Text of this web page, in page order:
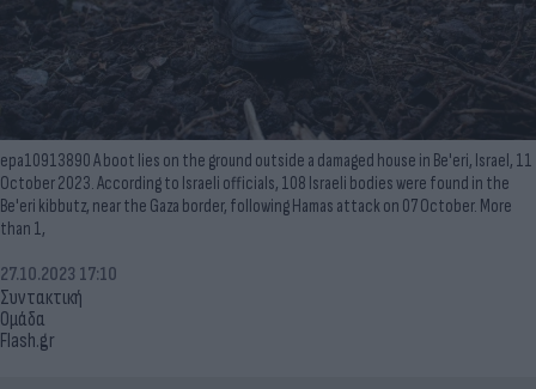
epa10913890 A boot lies on the ground outside a damaged house in Be'eri, Israel, 11
October 2023. According to Israeli officials, 108 Israeli bodies were found in the
Be'eri kibbutz, near the Gaza border, following Hamas attack on 07 October. More
than 1,
Συντακτική
Ομάδα
Flash.gr
27.10.2023 17:10